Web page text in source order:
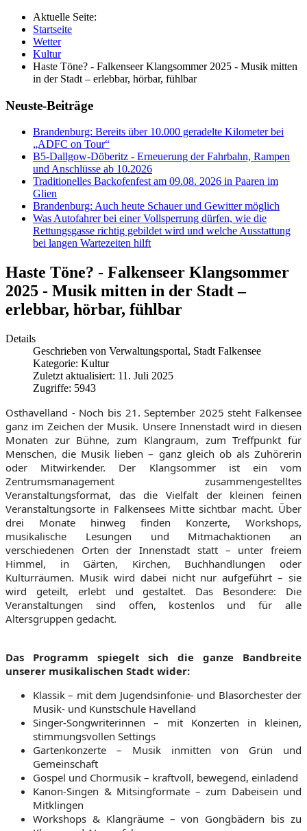
Aktuelle Seite:
Startseite
Wetter
Kultur
Haste Töne? - Falkenseer Klangsommer 2025 - Musik mitten
in der Stadt – erlebbar, hörbar, fühlbar
Neuste-Beiträge
Brandenburg: Bereits über 10.000 geradelte Kilometer bei
„ADFC on Tour“
B5-Dallgow-Döberitz - Erneuerung der Fahrbahn, Rampen
und Anschlüsse ab 10.2026
Traditionelles Backofenfest am 09.08. 2026 in Paaren im
Glien
Brandenburg: Auch heute Schauer und Gewitter möglich
Was Autofahrer bei einer Vollsperrung dürfen, wie die
Rettungsgasse richtig gebildet wird und welche Ausstattung
bei langen Wartezeiten hilft
Haste Töne? - Falkenseer Klangsommer
2025 - Musik mitten in der Stadt –
erlebbar, hörbar, fühlbar
Details
Geschrieben von Verwaltungsportal, Stadt Falkensee
Kategorie: Kultur
Zuletzt aktualisiert: 11. Juli 2025
Zugriffe: 5943
Osthavelland - Noch bis 21. September 2025 steht Falkensee
ganz im Zeichen der Musik. Unsere Innenstadt wird in diesen
Monaten zur Bühne, zum Klangraum, zum Treffpunkt für
Menschen, die Musik lieben – ganz gleich ob als Zuhörerin
oder Mitwirkender. Der Klangsommer ist ein vom
Zentrumsmanagement zusammengestelltes
Veranstaltungsformat, das die Vielfalt der kleinen feinen
Veranstaltungsorte in Falkensees Mitte sichtbar macht. Über
drei Monate hinweg finden Konzerte, Workshops,
musikalische Lesungen und Mitmachaktionen an
verschiedenen Orten der Innenstadt statt – unter freiem
Himmel, in Gärten, Kirchen, Buchhandlungen oder
Kulturräumen. Musik wird dabei nicht nur aufgeführt – sie
wird geteilt, erlebt und gestaltet. Das Besondere: Die
Veranstaltungen sind offen, kostenlos und für alle
Altersgruppen gedacht.
Das Programm spiegelt sich die ganze Bandbreite
unserer musikalischen Stadt wider:
Klassik – mit dem Jugendsinfonie- und Blasorchester der
Musik- und Kunstschule Havelland
Singer-Songwriterinnen – mit Konzerten in kleinen,
stimmungsvollen Settings
Gartenkonzerte – Musik inmitten von Grün und
Gemeinschaft
Gospel und Chormusik – kraftvoll, bewegend, einladend
Kanon-Singen & Mitsingformate – zum Dabeisein und
Mitklingen
Workshops & Klangräume – von Gongbädern bis zu